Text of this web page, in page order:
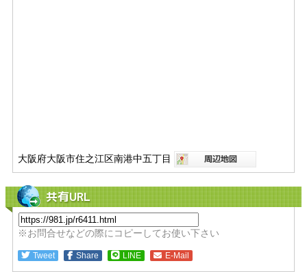
大阪府大阪市住之江区南港中五丁目
共有URL
※お問合せなどの際にコピーしてお使い下さい
Tweet Share LINE E-Mail